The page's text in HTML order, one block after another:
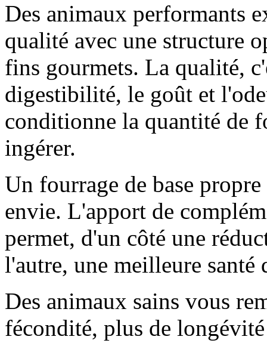
Des animaux performants
qualité avec une structure
fins gourmets. La qualité,
digestibilité, le goût et
conditionne la quantité de
ingérer.
Un fourrage de base
envie. L'apport de
permet, d'un côté une
l'autre, une meilleure santé
Des animaux sains vous
fécondité, plus de